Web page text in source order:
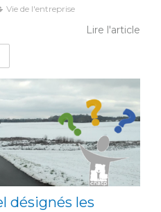
Vie de l'entreprise
Lire l'article
désignés les